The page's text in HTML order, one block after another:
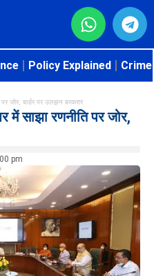
Policy Explained
जोर, बार्डर पर उलझन बरकरार
में साझा रणनीति पर जोर,
pm